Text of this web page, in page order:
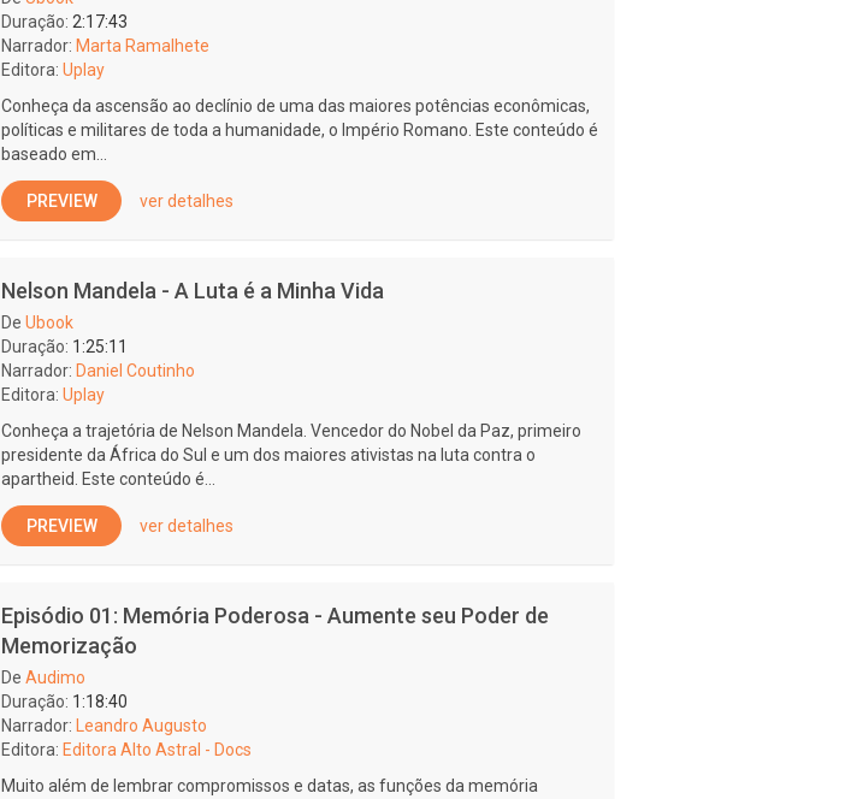
Duração: 2:17:43
Narrador: Marta Ramalhete
Editora: Uplay
Conheça da ascensão ao declínio de uma das maiores potências econômicas,
políticas e militares de toda a humanidade, o Império Romano. Este conteúdo é
baseado em...
PREVIEW ver detalhes
Nelson Mandela - A Luta é a Minha Vida
De Ubook
Duração: 1:25:11
Narrador: Daniel Coutinho
Editora: Uplay
Conheça a trajetória de Nelson Mandela. Vencedor do Nobel da Paz, primeiro
presidente da África do Sul e um dos maiores ativistas na luta contra o
apartheid. Este conteúdo é...
PREVIEW ver detalhes
Episódio 01: Memória Poderosa - Aumente seu Poder de
Memorização
De Audimo
Duração: 1:18:40
Narrador:
Leandro Augusto
Editora: Editora Alto Astral - Docs
Muito além de lembrar compromissos e datas, as funções da memória